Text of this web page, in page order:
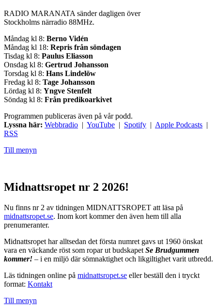
RADIO MARANATA sänder dagligen över
Stockholms närradio 88MHz.
Måndag kl 8: Berno Vidén
Måndag kl 18: Repris från söndagen
Tisdag kl 8: Paulus Eliasson
Onsdag kl 8: Gertrud Johansson
Torsdag kl 8: Hans Lindelöw
Fredag kl 8: Tage Johansson
Lördag kl 8: Yngve Stenfelt
Söndag kl 8: Från predikoarkivet
Programmen publiceras även på vår podd.
Lyssna här: Webbradio | YouTube | Spotify | Apple Podcasts |
RSS
Till menyn
Midnattsropet nr 2 2026!
Nu finns nr 2 av tidningen MIDNATTSROPET att läsa på
midnattsropet.se. Inom kort kommer den även hem till alla
prenumeranter.
Midnattsropet har alltsedan det första numret gavs ut 1960 önskat
vara en väckande röst som ropar ut budskapet Se Brudgummen
kommer! – i en miljö där sömnaktighet och likgiltighet varit utbredd.
Läs tidningen online på midnattsropet.se eller beställ den i tryckt
format: Kontakt
Till menyn